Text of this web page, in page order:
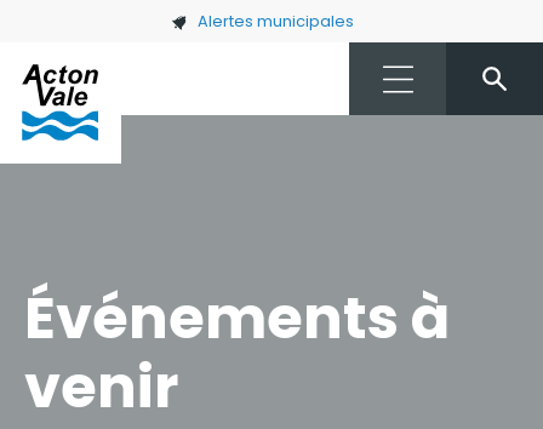
Skip to main content Alertes municipales
Événements à
venir